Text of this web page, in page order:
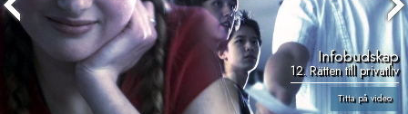
Infobudskap
12. Rätten till privatliv
Titta på video